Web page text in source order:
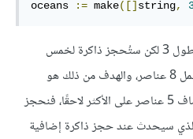
oceans := make([] string,
المقصود هنا أنه ستُنشأ شريحة بطول 3 لكن ستُحجز ذاكرة لخمس
عناصر إضافية، أي ستحجز بالمجمل 8 عناصر، والهدف من ذلك هو
تحسين الأداء، أي نتوقع أنه ستُضاف 5 عناصر على الأكثر لاحقًا، فنحجز
سيحدث عند حجز ذاكرة إضافية